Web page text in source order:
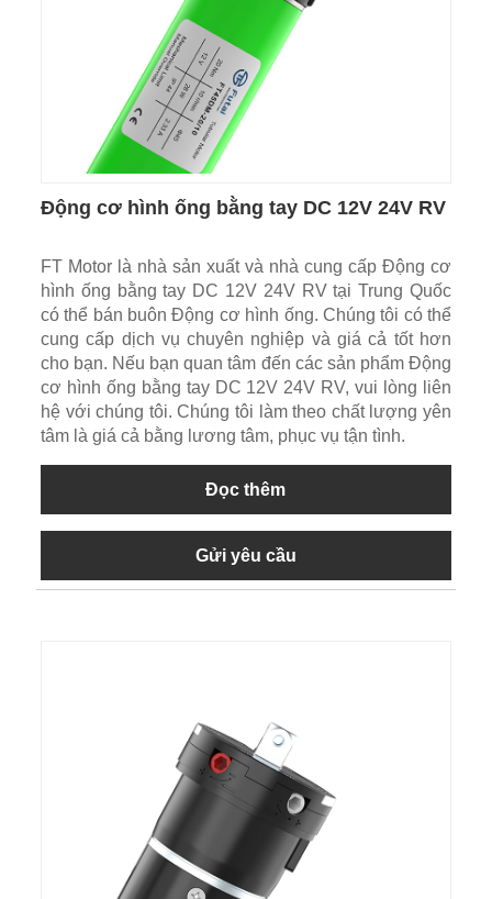
Động cơ hình ống bằng tay DC 12V 24V RV
FT Motor là nhà sản xuất và nhà cung cấp Động cơ
hình ống bằng tay DC 12V 24V RV tại Trung Quốc
có thể bán buôn Động cơ hình ống. Chúng tôi có thể
cung cấp dịch vụ chuyên nghiệp và giá cả tốt hơn
cho bạn. Nếu bạn quan tâm đến các sản phẩm Động
cơ hình ống bằng tay DC 12V 24V RV, vui lòng liên
hệ với chúng tôi. Chúng tôi làm theo chất lượng yên
tâm là giá cả bằng lương tâm, phục vụ tận tình.
Đọc thêm
Gửi yêu cầu